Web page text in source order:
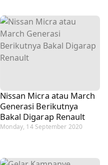
Nissan Micra atau March
Generasi Berikutnya
Bakal Digarap Renault
Monday, 14 September 2020